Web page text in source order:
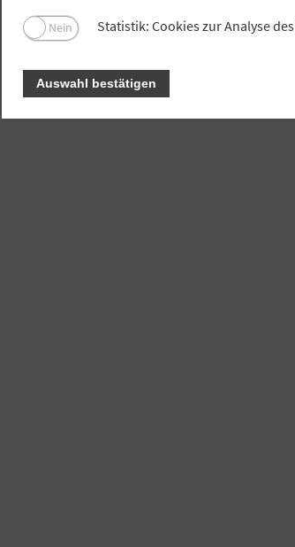
Nein Statistik: Cookies zur Analyse
Auswahl bestätigen